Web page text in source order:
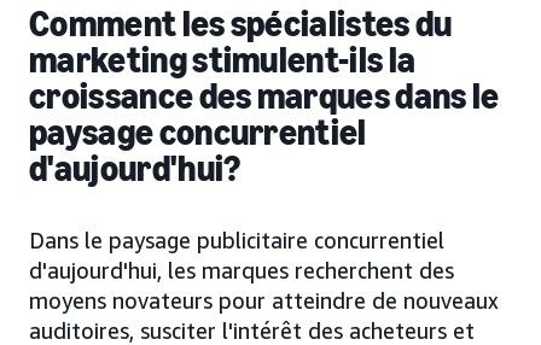
Comment les spécialistes du
marketing stimulent-ils la
croissance des marques dans le
paysage concurrentiel
d'aujourd'hui?
Dans le paysage publicitaire concurrentiel
d'aujourd'hui, les marques recherchent des
moyens novateurs pour atteindre de nouveaux
auditoires, susciter l'intérêt des acheteurs et